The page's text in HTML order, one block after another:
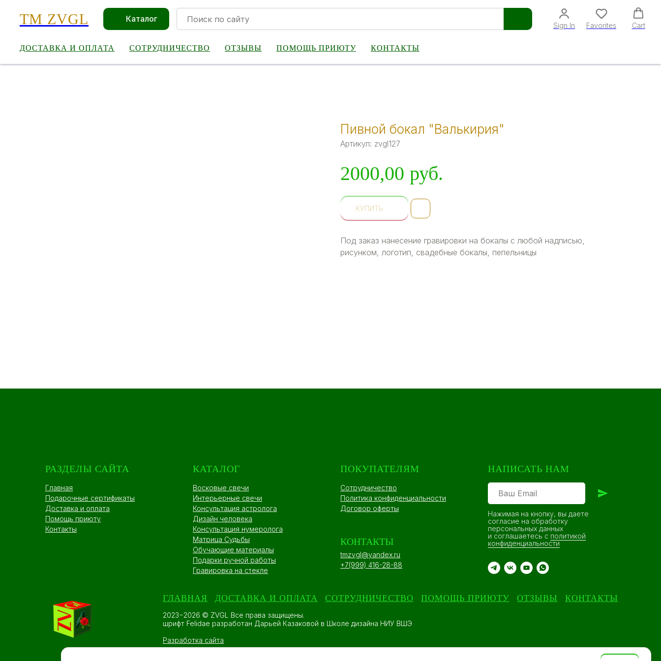
TM ZVGL Каталог
Sign In Favorites Cart
ДОСТАВКА И ОПЛАТА СОТРУДНИЧЕСТВО ОТЗЫВЫ ПОМОЩЬ ПРИЮТУ КОНТАКТЫ
Пивной бокал "Валькирия"
Артикул: zvgl127
2000,00 руб.
КУПИТЬ
Под заказ нанесение гравировки на бокалы с любой надписью,
рисунком, логотип, свадебные бокалы, пепельницы
РАЗДЕЛЫ САЙТА
Главная
Подарочные сертификаты
Доставка и оплата
Помощь приюту
Контакты
КАТАЛОГ
Восковые свечи
Интерьерные свечи
Консультация астролога
Дизайн человека
Консультация нумеролога
Матрица Судьбы
Обучающие материалы
Подарки ручной работы
Гравировка на стекле
ПОКУПАТЕЛЯМ
Сотрудничество
Политика конфиденциальности
Договор оферты
КОНТАКТЫ
tmzvgl@yandex.ru
+7(999) 416-28-88
НАПИСАТЬ НАМ
Нажимая на кнопку, вы даете
согласие на обработку
персональных данных
и соглашаетесь c политикой
конфиденциальности
ГЛАВНАЯ ДОСТАВКА И ОПЛАТА СОТРУДНИЧЕСТВО ПОМОЩЬ ПРИЮТУ ОТЗЫВЫ КОНТАКТЫ
2023−2026 © ZVGL Все права защищены.
шрифт Felidae разработан Дарьей Казаковой в Школе дизайна НИУ ВШЭ
Разработка сайта